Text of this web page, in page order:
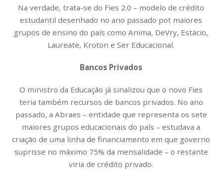
Na verdade, trata-se do Fies 2.0 – modelo de crédito
estudantil desenhado no ano passado pot maiores
grupos de ensino do país como Anima, DeVry, Estácio,
Laureate, Kroton e Ser Educacional.
Bancos Privados
O ministro da Educação já sinalizou que o novo Fies
teria também recursos de bancos privados. No ano
passado, a Abraes – entidade que representa os sete
maiores grupos educacionais do país – estudava a
criação de uma linha de financiamento em que governo
suprisse no máximo 75% da mensalidade – o restante
viria de crédito privado.